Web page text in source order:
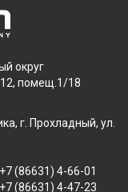
округ
помещ.1/18
г. Прохладный, ул.
+7 (86631) 4-66-01
+7 (86631) 4-47-23